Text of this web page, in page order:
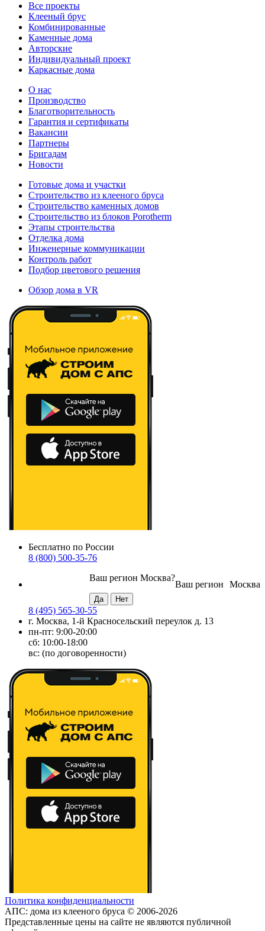
Все проекты
Клееный брус
Комбинированные
Каменные дома
Авторские
Индивидуальный проект
Каркасные дома
О нас
Производство
Благотворительность
Гарантия и сертификаты
Вакансии
Партнеры
Бригадам
Новости
Готовые дома и участки
Строительство из клееного бруса
Строительство каменных домов
Строительство из блоков Porotherm
Этапы строительства
Отделка дома
Инженерные коммуникации
Контроль работ
Подбор цветового решения
Обзор дома в VR
Бесплатно по России
8 (800) 500-35-76
Москва
Ваш регион
Ваш регион Москва?
8 (495) 565-30-55
г. Москва, 1-й Красносельский переулок д. 13
пн-пт: 9:00-20:00
сб: 10:00-18:00
вс: (по договоренности)
Политика конфиденциальности
АПС: дома из клееного бруса © 2006-2026
Представленные цены на сайте не являются публичной